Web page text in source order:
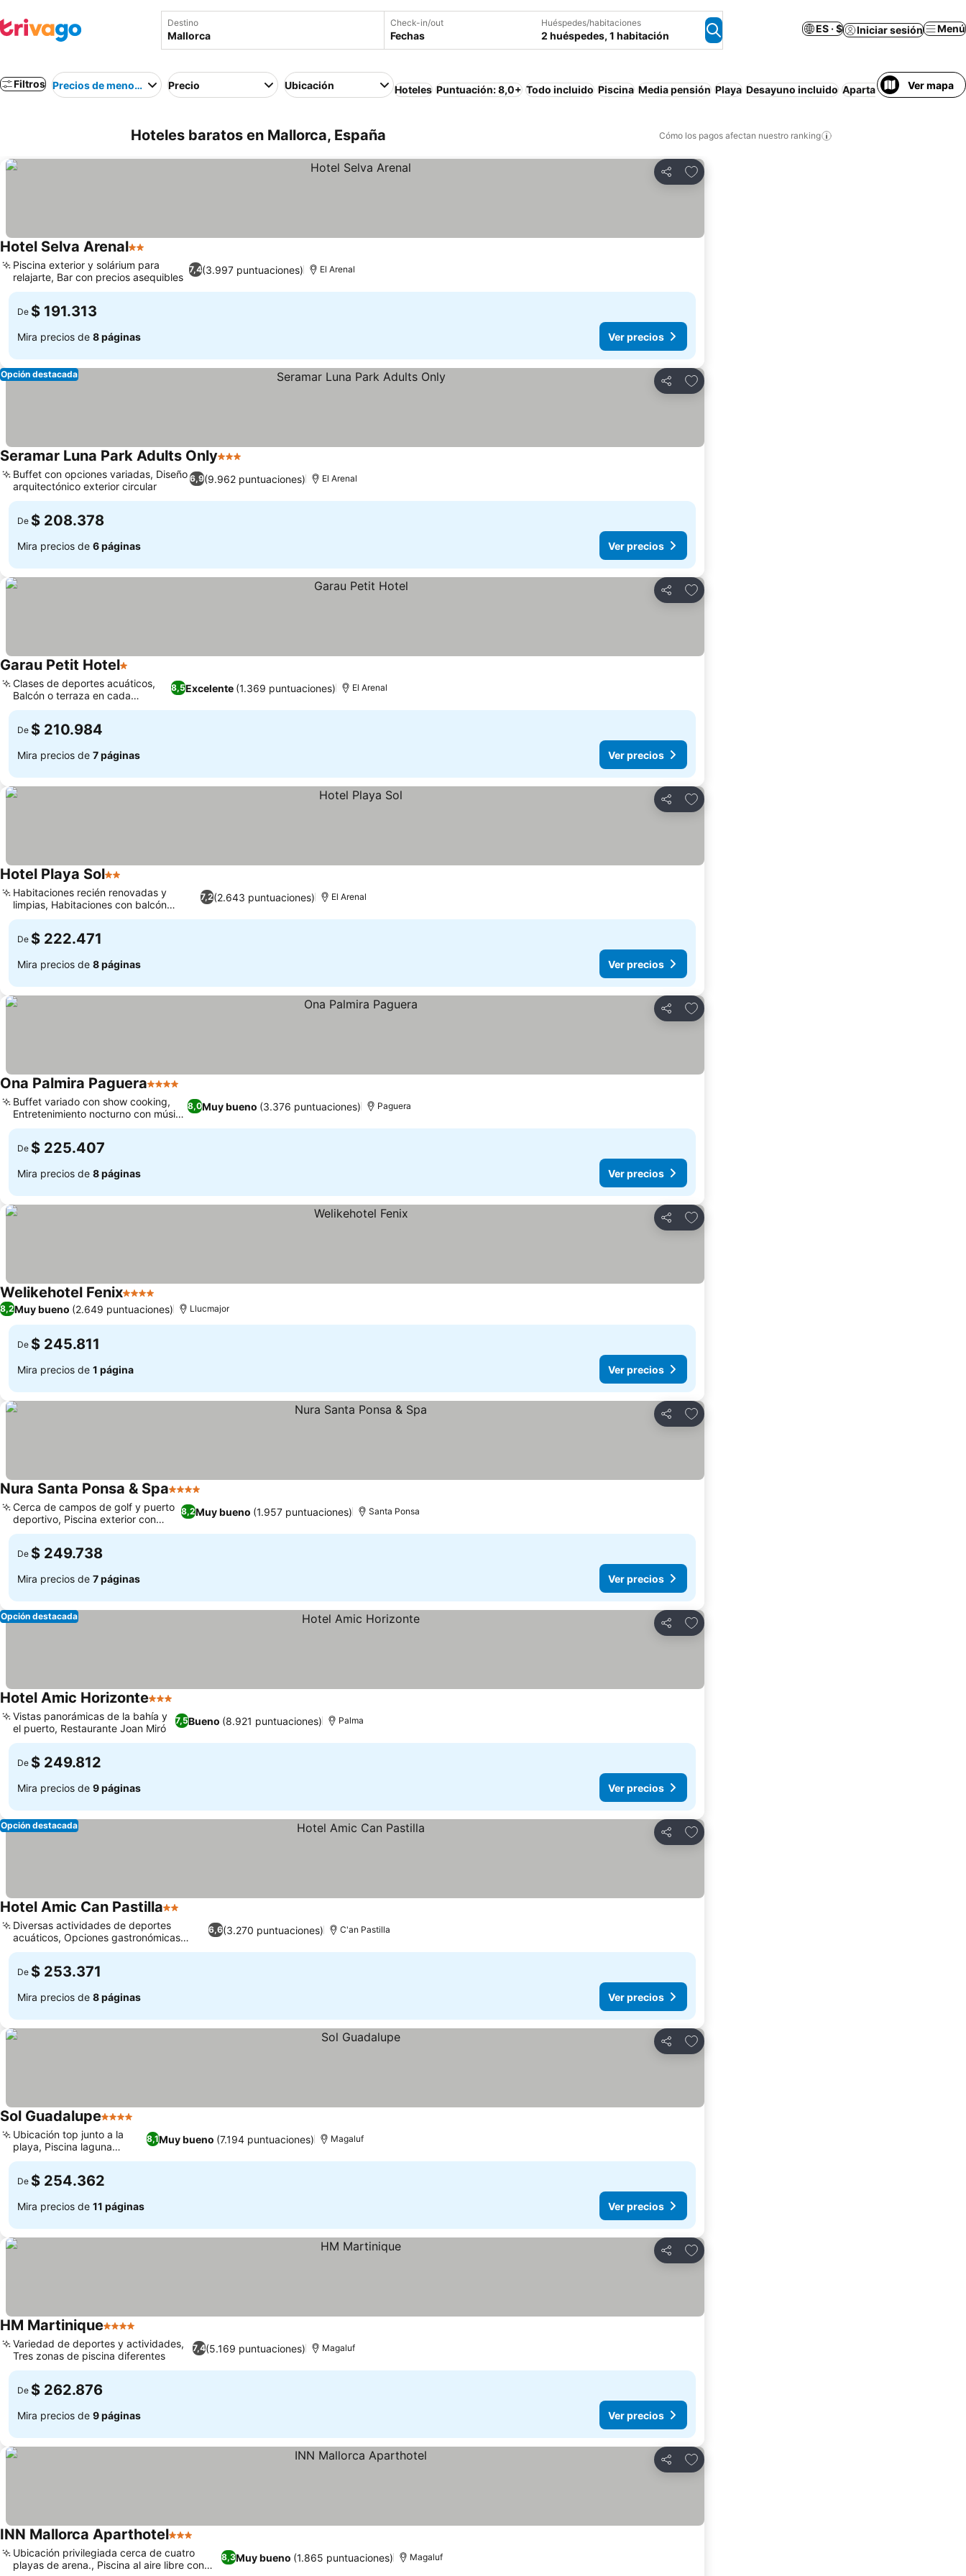
Destino Check-in/out
Fechas
Huéspedes/habitaciones
2 huéspedes, 1 habitación
ES · $ Iniciar sesión Menú
Filtros Precios de menor a mayorPrecio Ubicación Hoteles Puntuación: 8,0+ Todo incluido Piscina Media pensión Playa Desayuno incluido Apartamento amueblado
Ver mapa
Hoteles baratos en Mallorca, España Cómo los pagos afectan nuestro ranking
Compartir
Agregar a favoritos
Hotel Selva Arenal2 Estrellas
7,4(3.997 puntuaciones)
Piscina exterior y solárium para
relajarte, Bar con precios asequibles
El Arenal
De $ 191.313
Mira precios de 8 páginas Ver precios
Compartir
Agregar a favoritos
Opción destacada
Seramar Luna Park Adults Only3 Estrellas
6,9(9.962 puntuaciones)
Buffet con opciones variadas, Diseño
arquitectónico exterior circular
El Arenal
De $ 208.378
Mira precios de 6 páginas Ver precios
Compartir
Agregar a favoritos
Garau Petit Hotel1 Estrellas
8,5Excelente (1.369 puntuaciones)
Clases de deportes acuáticos,
Balcón o terraza en cada
habitación
El Arenal
De $ 210.984
Mira precios de 7 páginas Ver precios
Compartir
Agregar a favoritos
Hotel Playa Sol2 Estrellas
7,2(2.643 puntuaciones)
Habitaciones recién renovadas y
limpias, Habitaciones con balcón
privado
El Arenal
De $ 222.471
Mira precios de 8 páginas Ver precios
Compartir
Agregar a favoritos
Ona Palmira Paguera4 Estrellas
8,0Muy bueno (3.376 puntuaciones)
Buffet variado con show cooking,
Entretenimiento nocturno con música
en vivo
Paguera
De $ 225.407
Mira precios de 8 páginas Ver precios
Compartir
Agregar a favoritos
Welikehotel Fenix4 EstrellasVer precios
8,2Muy bueno (2.649 puntuaciones) Llucmajor
De $ 245.811
Mira precios de 1 página Ver precios
Compartir
Agregar a favoritos
Nura Santa Ponsa & Spa4 Estrellas
8,2Muy bueno (1.957 puntuaciones)
Cerca de campos de golf y puerto
deportivo, Piscina exterior con
solárium
Santa Ponsa
De $ 249.738
Mira precios de 7 páginas Ver precios
Compartir
Agregar a favoritos
Opción destacada
Hotel Amic Horizonte3 Estrellas
7,5Bueno (8.921 puntuaciones)
Vistas panorámicas de la bahía y
el puerto, Restaurante Joan Miró
Palma
De $ 249.812
Mira precios de 9 páginas Ver precios
Compartir
Agregar a favoritos
Opción destacada
Hotel Amic Can Pastilla2 Estrellas
6,6(3.270 puntuaciones)
Diversas actividades de deportes
acuáticos, Opciones gastronómicas
variadas
C'an Pastilla
De $ 253.371
Mira precios de 8 páginas Ver precios
Compartir
Agregar a favoritos
Sol Guadalupe4 Estrellas
8,1Muy bueno (7.194 puntuaciones)
Ubicación top junto a la
playa, Piscina laguna
enorme
Magaluf
De $ 254.362
Mira precios de 11 páginas Ver precios
Compartir
Agregar a favoritos
HM Martinique4 Estrellas
7,4(5.169 puntuaciones)
Variedad de deportes y actividades,
Tres zonas de piscina diferentes
Magaluf
De $ 262.876
Mira precios de 9 páginas Ver precios
Compartir
Agregar a favoritos
INN Mallorca Aparthotel3 Estrellas
8,3Muy bueno (1.865 puntuaciones)
Ubicación privilegiada cerca de cuatro
playas de arena., Piscina al aire libre con
Magaluf